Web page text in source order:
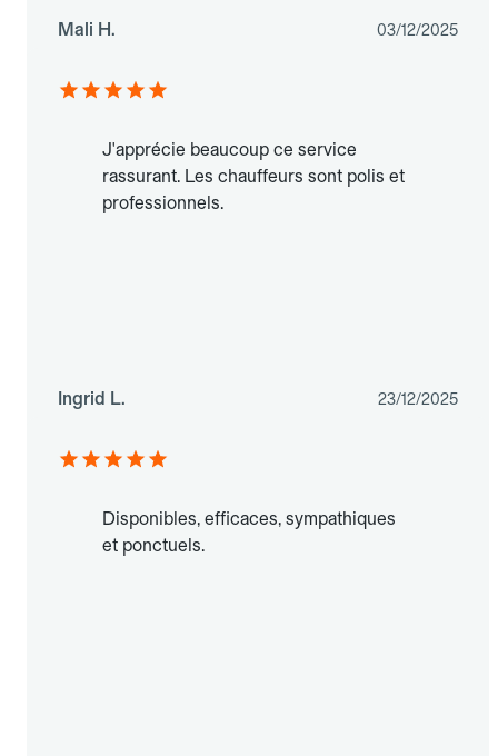
Mali H. 03/12/2025
J'apprécie beaucoup ce service
rassurant. Les chauffeurs sont polis et
professionnels.
Ingrid L. 23/12/2025
Disponibles, efficaces, sympathiques
et ponctuels.